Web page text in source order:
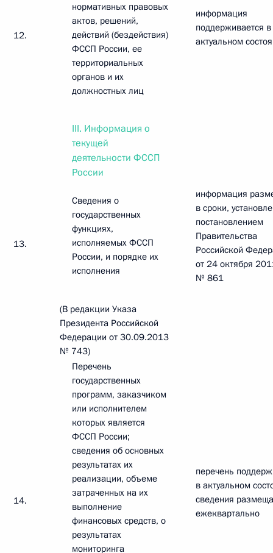
12.
нормативных правовых
актов, решений,
действий (бездействия)
ФССП России, ее
территориальных
органов и их
должностных лиц
информация
поддерживается в
актуальном
III. Информация о
текущей
деятельности ФССП
России
13.
Сведения о
государственных
функциях,
исполняемых ФССП
России, и порядке их
исполнения
информация
в сроки,
постановлением
Правительства
Российской
от 24 октября
№ 861
(В редакции Указа
Президента Российской
Федерации от 30.09.2013
№ 743)
14.
Перечень
государственных
программ, заказчиком
или исполнителем
которых является
ФССП России;
сведения об основных
результатах их
реализации, объеме
затраченных на их
выполнение
финансовых средств, о
результатах
мониторинга
перечень
в актуальном
сведения
ежеквартально